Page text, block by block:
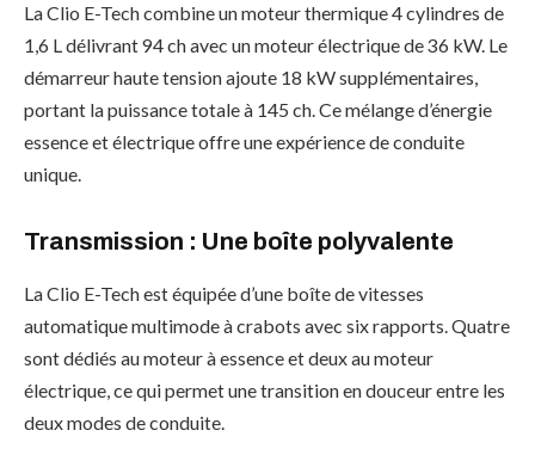
La Clio E-Tech combine un moteur thermique 4 cylindres de
1,6 L délivrant 94 ch avec un moteur électrique de 36 kW. Le
démarreur haute tension ajoute 18 kW supplémentaires,
portant la puissance totale à 145 ch. Ce mélange d’énergie
essence et électrique offre une expérience de conduite
unique.
Transmission : Une boîte polyvalente
La Clio E-Tech est équipée d’une boîte de vitesses
automatique multimode à crabots avec six rapports. Quatre
sont dédiés au moteur à essence et deux au moteur
électrique, ce qui permet une transition en douceur entre les
deux modes de conduite.